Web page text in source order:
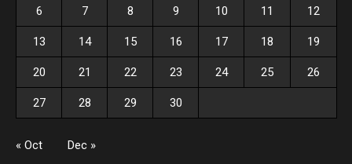
6 7 8 9 10 11 12
13 14 15 16 17 18 19
20 21 22 23 24 25 26
27 28 29 30
« Oct Dec »